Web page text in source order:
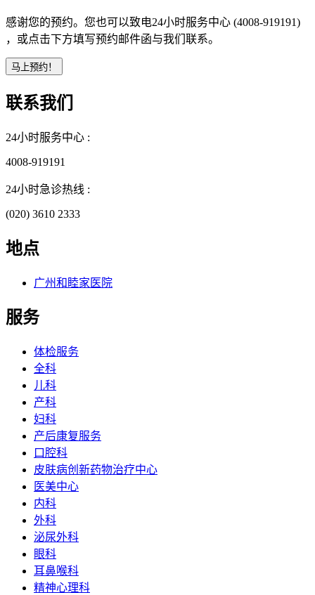
感谢您的预约。您也可以致电24小时服务中心 (4008-919191)
，或点击下方填写预约邮件函与我们联系。
联系我们
24小时服务中心 :
4008-919191
24小时急诊热线 :
(020) 3610 2333
地点
广州和睦家医院
服务
体检服务
全科
儿科
产科
妇科
产后康复服务
口腔科
皮肤病创新药物治疗中心
医美中心
内科
外科
泌尿外科
眼科
耳鼻喉科
精神心理科